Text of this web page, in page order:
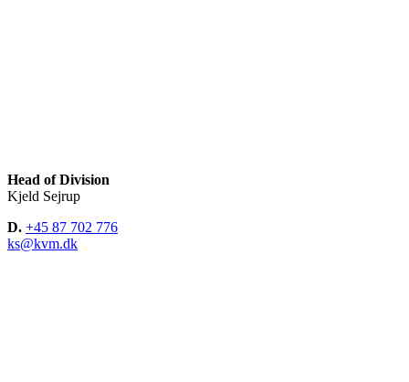
Head of Division
Kjeld Sejrup
D. +45 87 702 776
ks@kvm.dk